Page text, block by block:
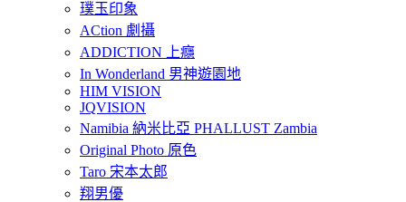
璞玉印象
ACtion 劇攝
ADDICTION 上癮
In Wonderland 男神遊園地
HIM VISION
JQVISION
Namibia 納米比亞 PHALLUST Zambia
Original Photo 原色
Taro 宋本太郎
翔男優